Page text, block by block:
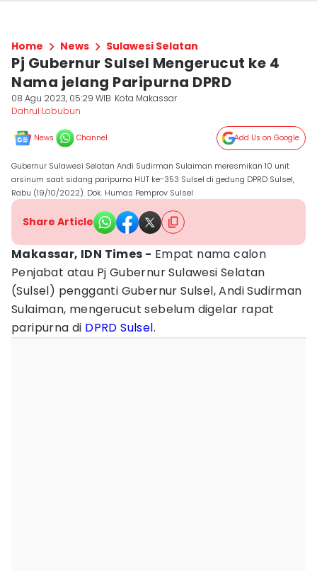
Home News Sulawesi Selatan
Pj Gubernur Sulsel Mengerucut ke 4
Nama jelang Paripurna DPRD
08 Agu 2023, 05:29 WIB Kota Makassar
Dahrul Lobubun
News Channel Add Us on Google
Gubernur Sulawesi Selatan Andi Sudirman Sulaiman meresmikan 10 unit
arsinum saat sidang paripurna HUT ke-353 Sulsel di gedung DPRD Sulsel,
Rabu (19/10/2022). Dok. Humas Pemprov Sulsel
Share Article
Makassar, IDN Times - Empat nama calon
Penjabat atau Pj Gubernur Sulawesi Selatan
(Sulsel) pengganti Gubernur Sulsel, Andi Sudirman
Sulaiman, mengerucut sebelum digelar rapat
paripurna di DPRD Sulsel.